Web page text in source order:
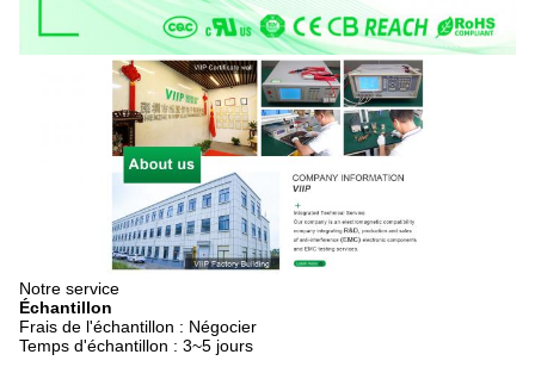
Notre service
Échantillon
Frais de l'échantillon : Négocier
Temps d'échantillon : 3~5 jours